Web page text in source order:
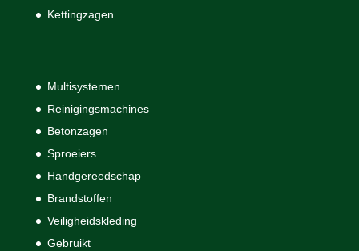
Kettingzagen
Multisystemen
Reinigingsmachines
Betonzagen
Sproeiers
Handgereedschap
Brandstoffen
Veiligheidskleding
Gebruikt